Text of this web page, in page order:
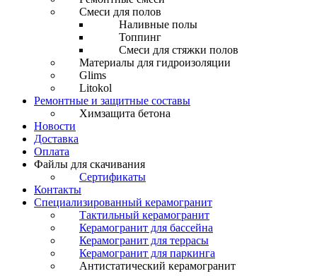
Смеси для полов
Наливные полы
Топпинг
Смеси для стяжки полов
Материалы для гидроизоляции
Glims
Litokol
Ремонтные и защитные составы
Химзащита бетона
Новости
Доставка
Оплата
Файлы для скачивания
Сертификаты
Контакты
Специализированный керамогранит
Тактильный керамогранит
Керамогранит для бассейна
Керамогранит для террасы
Керамогранит для паркинга
Антистатический керамогранит